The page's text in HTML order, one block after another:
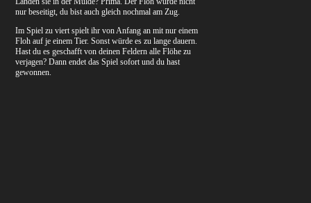
nur beseitigt, du bist auch gleich nochmal am Zug.
Im Spiel zu viert spielt ihr von Anfang an mit nur einem
Floh auf je einem Tier. Sonst würde es zu lange dauern.
Hast du es geschafft von deinen Feldern alle Flöhe zu
verjagen? Dann endet das Spiel sofort und du hast
gewonnen.